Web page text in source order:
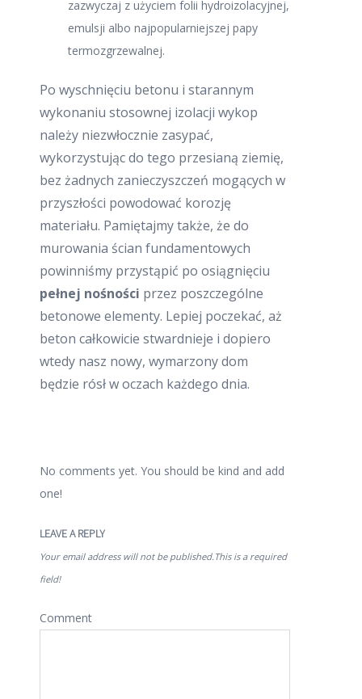
zazwyczaj z użyciem folii hydroizolacyjnej,
emulsji albo najpopularniejszej papy
termozgrzewalnej.
Po wyschnięciu betonu i starannym
wykonaniu stosownej izolacji wykop
należy niezwłocznie zasypać,
wykorzystując do tego przesianą ziemię,
bez żadnych zanieczyszczeń mogących w
przyszłości powodować korozję
materiału. Pamiętajmy także, że do
murowania ścian fundamentowych
powinniśmy przystąpić po osiągnięciu
pełnej nośności przez poszczególne
betonowe elementy. Lepiej poczekać, aż
beton całkowicie stwardnieje i dopiero
wtedy nasz nowy, wymarzony dom
będzie rósł w oczach każdego dnia.
No comments yet. You should be kind and add
one!
LEAVE A REPLY
Your email address will not be published.This is a required
field!
Comment